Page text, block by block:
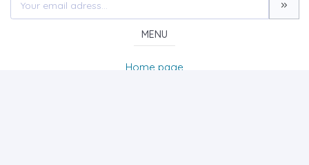
MENU
Home page